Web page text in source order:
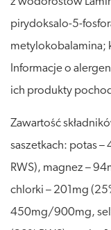
pirydoksalo-5-
metylokobalamina;
Informacje o
ich produkty
Zawartość
saszetkach: potas
RWS), magnez –
chlorki – 201mg
450mg/900mg,